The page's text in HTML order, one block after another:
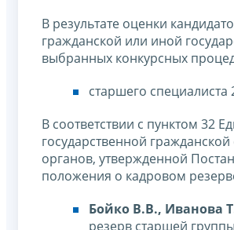
В результате оценки
гражданской или иной
выбранных конкурсных
старшего
В соответствии с пунктом 32
государственной
органов, утвержденной
положения о кадровом
Бойко В.В., Иванова
резерв старшей